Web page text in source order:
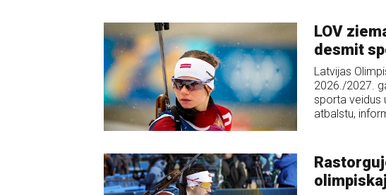
LOV
desmit
Latvijas
2026./2027.
sporta veidus
atbalstu,